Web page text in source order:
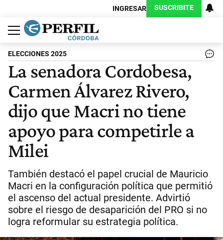
INGRESAR SUSCRIBITE
Política
Economía
Judiciales
Sociedad
Cultura
Espectáculos
Deportes
Protagonistas
ELECCIONES 2025
La senadora Cordobesa,
Carmen Álvarez Rivero,
dijo que Macri no tiene
apoyo para competirle a
Milei
También destacó el papel crucial de Mauricio
Macri en la configuración política que permitió
el ascenso del actual presidente. Advirtió
sobre el riesgo de desaparición del PRO si no
logra reformular su estrategia política.